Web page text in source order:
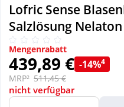
Sanitätshaus
Sport & Fitness
Tierbedarf
Lofric Sense
Salzlösung
Mengenrabatt
439,89 € -14%4
MRP² 511,45 €
nicht verfügbar